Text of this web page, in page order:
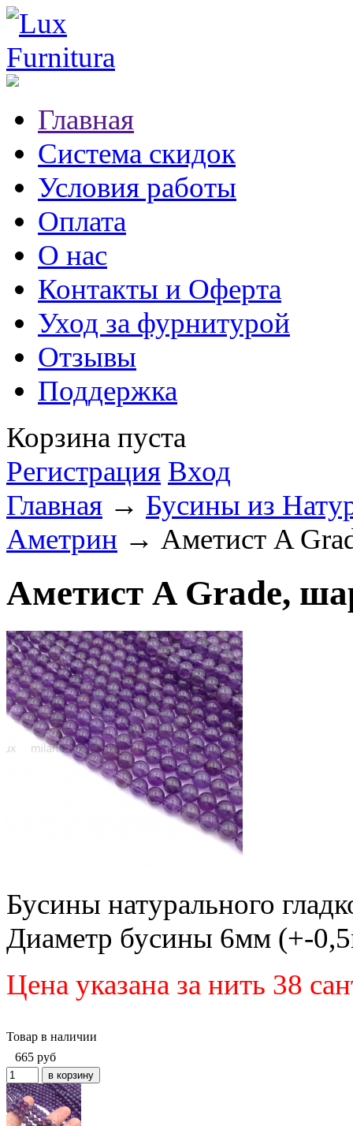
Главная
Система скидок
Условия работы
Оплата
О нас
Контакты и Оферта
Уход за фурнитурой
Отзывы
Поддержка
Корзина пуста
Регистрация Вход
Главная → Бусины из
Аметрин → Аметист A
Аметист A Grade,
Бусины натурального
Диаметр бусины 6мм (+-
Цена указана за нить 38
Товар в наличии
665 руб